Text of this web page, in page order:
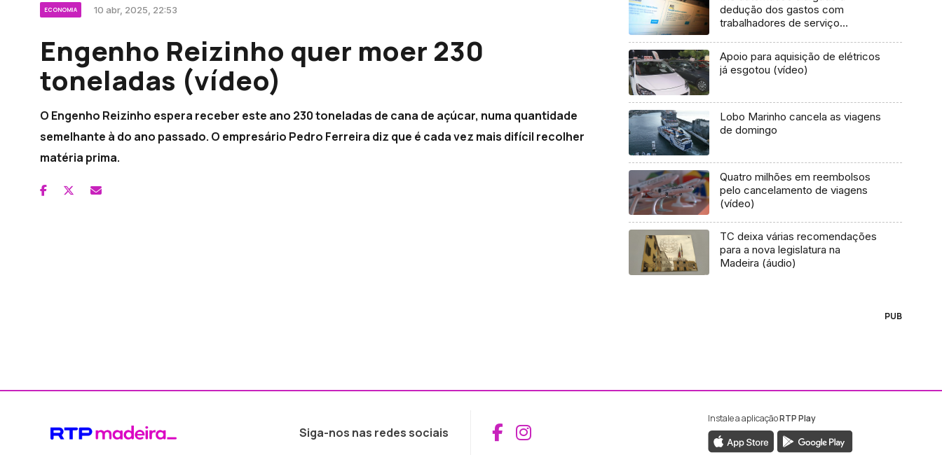
ECONOMIA 10 abr, 2025, 22:53
Engenho Reizinho quer moer 230
toneladas (vídeo)
O Engenho Reizinho espera receber este ano 230 toneladas de cana de açúcar, numa quantidade
semelhante à do ano passado. O empresário Pedro Ferreira diz que é cada vez mais difícil recolher
matéria prima.
dedução dos gastos com
trabalhadores de serviço
Apoio para aquisição de elétricos
já esgotou (vídeo)
Lobo Marinho cancela as viagens
de domingo
Quatro milhões em reembolsos
pelo cancelamento de viagens
(vídeo)
TC deixa várias recomendações
para a nova legislatura na
Madeira (áudio)
PUB
Siga-nos nas redes sociais Aceder ao Facebook da RTP Madeira
Aceder ao Instagram da RTP Madeira
Instale a aplicaçãoRTP Play